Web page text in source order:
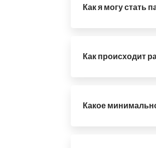
Как я могу стать
Как происходит
Какое